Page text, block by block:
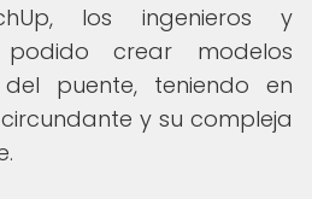
los ingenieros y
crear modelos
puente, teniendo en
y su compleja